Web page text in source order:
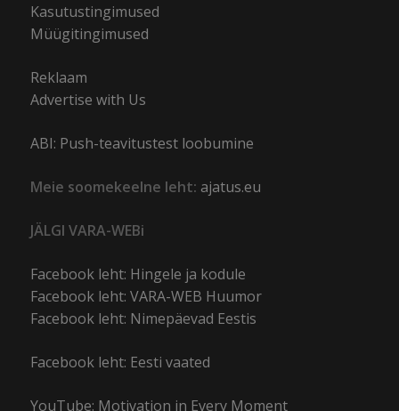
Kasutustingimused
Müügitingimused
Reklaam
Advertise with Us
ABI: Push-teavitustest loobumine
Meie soomekeelne leht: ajatus.eu
JÄLGI VARA-WEBi
Facebook leht: Hingele ja kodule
Facebook leht: VARA-WEB Huumor
Facebook leht: Nimepäevad Eestis
Facebook leht: Eesti vaated
YouTube: Motivation in Every Moment